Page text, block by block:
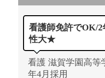
看護師免許でOK/
性大★
看護 滋賀学園高等
年4月採用